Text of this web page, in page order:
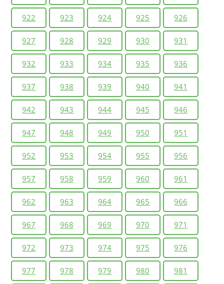
922 923 924 925 926
927 928 929 930 931
932 933 934 935 936
937 938 939 940 941
942 943 944 945 946
947 948 949 950 951
952 953 954 955 956
957 958 959 960 961
962 963 964 965 966
967 968 969 970 971
972 973 974 975 976
977 978 979 980 981